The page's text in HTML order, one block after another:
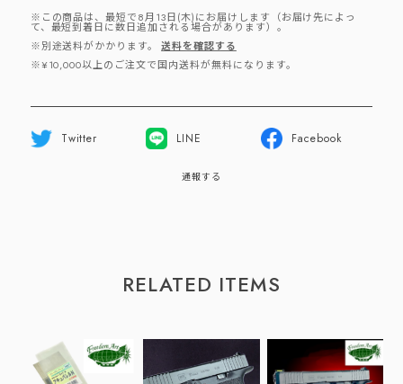
※この商品は、最短で8月13日(木)にお届けします（お届け先によっ
て、最短到着日に数日追加される場合があります）。
※別途送料がかかります。
送料を確認する
※¥10,000以上のご注文で国内送料が無料になります。
Twitter LINE Facebook
通報する
RELATED ITEMS